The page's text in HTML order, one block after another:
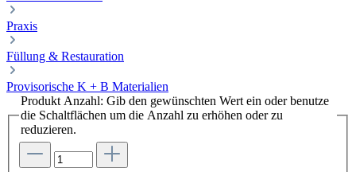
Praxis
Füllung & Restauration
Provisorische K + B Materialien
Produkt Anzahl: Gib den gewünschten Wert ein oder benutze
die Schaltflächen um die Anzahl zu erhöhen oder zu
reduzieren.